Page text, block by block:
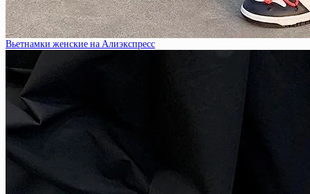
Вьетнамки женские на Алиэкспресс